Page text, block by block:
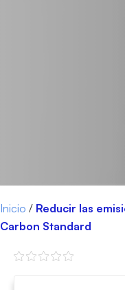
Inicio / Reducir las
Carbon Standard